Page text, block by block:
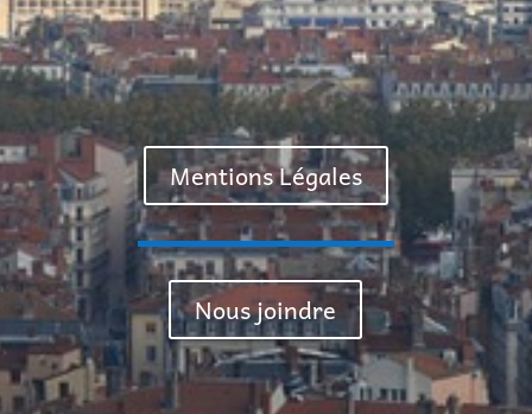
Mentions Légales
Nous joindre